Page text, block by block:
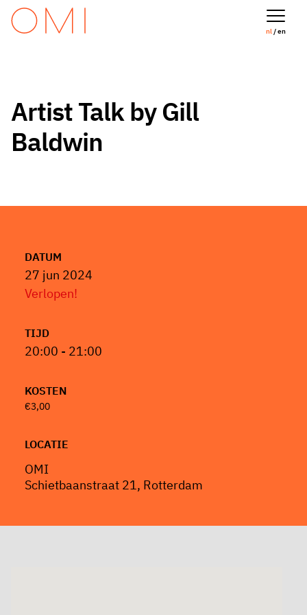
nl/ en
Artist Talk by Gill
Baldwin
DATUM
27 jun 2024
Verlopen!
TIJD
20:00 - 21:00
KOSTEN
€3,00
LOCATIE
OMI
Schietbaanstraat 21, Rotterdam